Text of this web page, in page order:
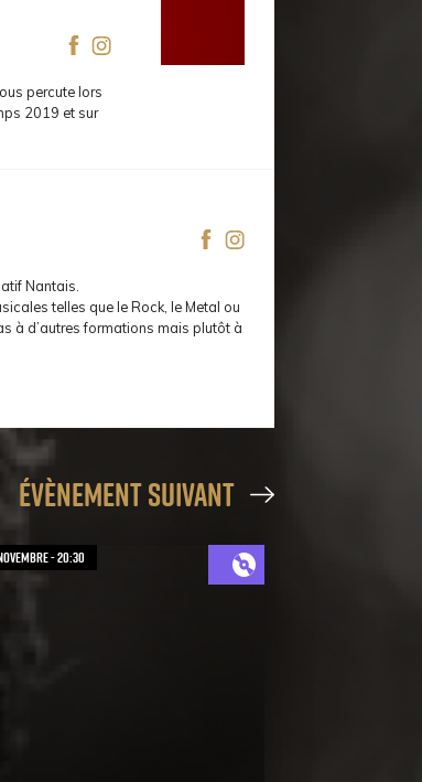
percute lors
2019 et sur
Nantais.
telles que le Rock, le Metal ou
à d’autres formations mais plutôt à
évènement suivant
- 20:30